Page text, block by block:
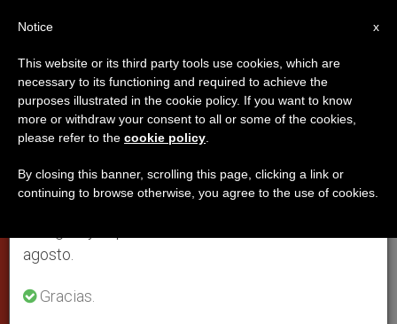
Juan Pablo II exige ante Yasser
Arafat el rechazo de todo tipo de
violencia
El pontífice recibe al líder palestino en
×
Aviso importante
Del 27 de julio al 7 de agosto haremos la pausa
anual, aprovechando que en el periodo de verano
se generan menos informaciones y también el
agosto.
Gracias.
x
Notice
This website or its third party tools use cookies, which are
necessary to its functioning and required to achieve the
purposes illustrated in the cookie policy. If you want to know
more or withdraw your consent to all or some of the cookies,
please refer to the cookie policy
By closing this banner, scrolling this page, clicking a link or
continuing to browse otherwise, you agree to the use of cookies.